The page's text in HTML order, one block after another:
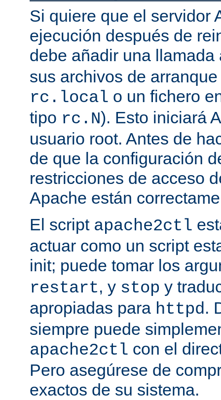
Si quiere que el servidor
ejecución después de
debe añadir una
sus archivos de
rc.local o un fichero
tipo rc.N). Esto iniciará
usuario root. Antes de
de que la configuración
restricciones de acceso
Apache están
El script apache2ctl
actuar como un script
init; puede tomar los
restart, y stop y
apropiadas para httpd.
siempre puede
apache2ctl con el
Pero asegúrese de
exactos de su sistema.